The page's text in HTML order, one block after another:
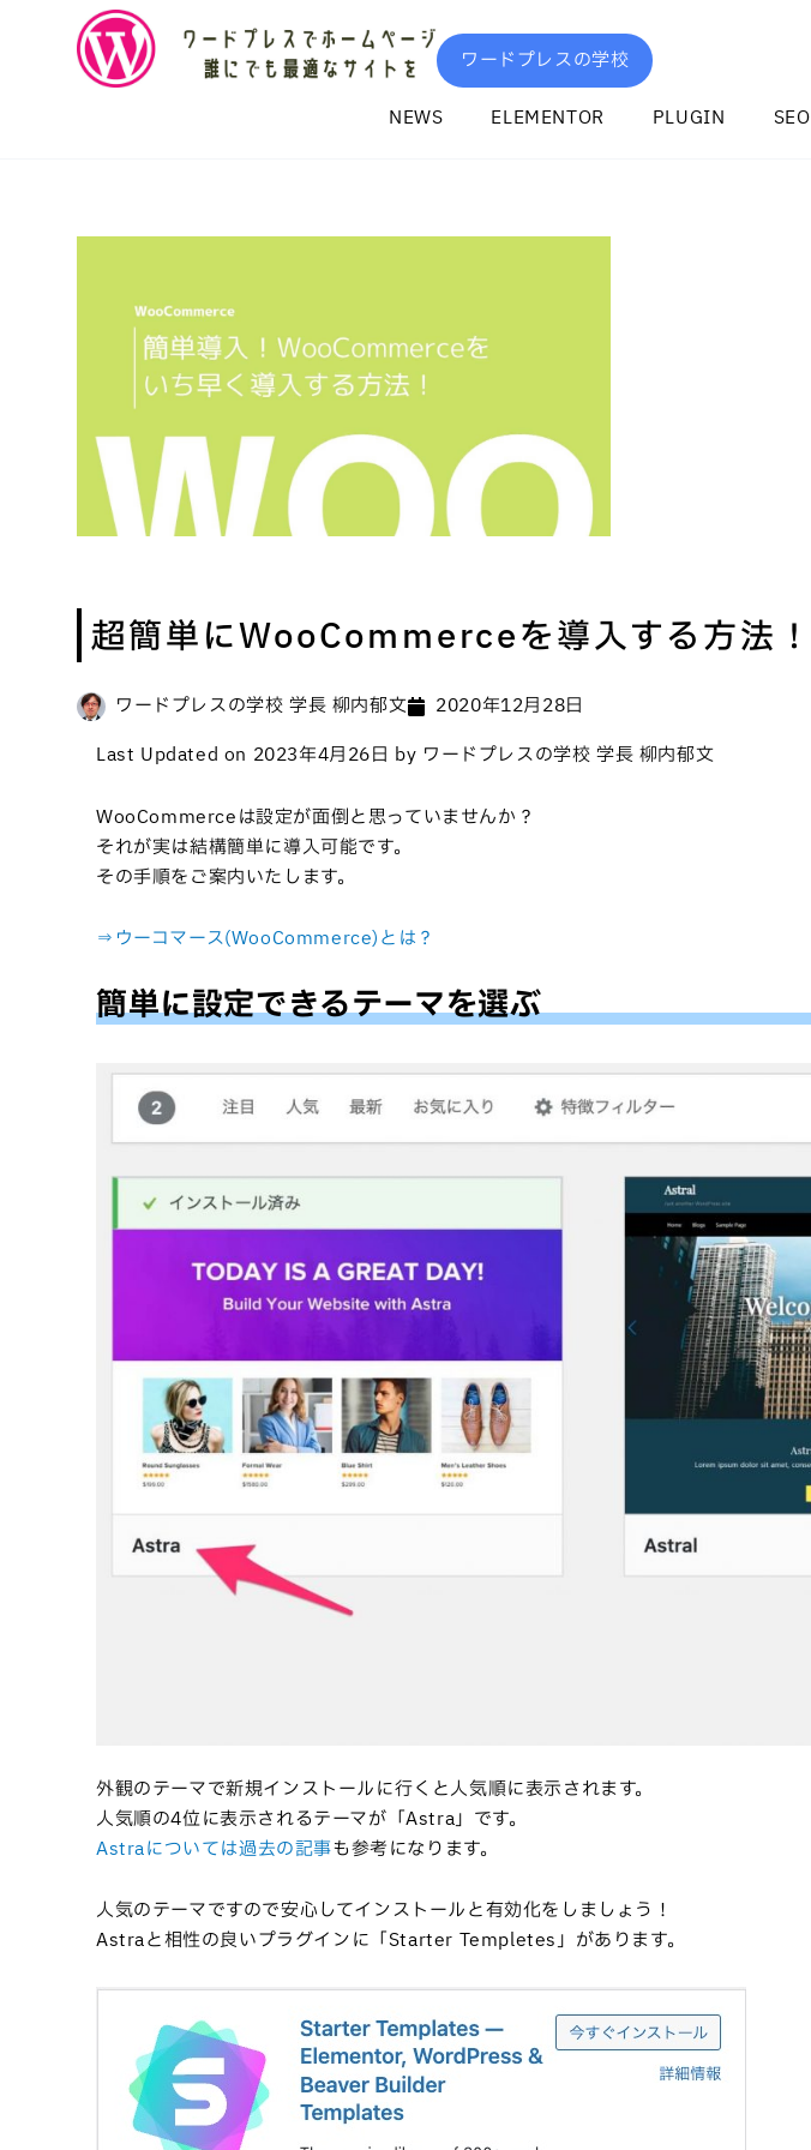
ワードプレスの学校
NEWS ELEMENTOR PLUGIN SEO
超簡単にWooCommerceを導入する方法！
ワードプレスの学校 学長 柳内郁文
2020年12月28日
Last Updated on 2023年4月26日 by ワードプレスの学校 学長 柳内郁文
WooCommerceは設定が面倒と思っていませんか？
それが実は結構簡単に導入可能です。
その手順をご案内いたします。
⇒ウーコマース(WooCommerce)とは？
簡単に設定できるテーマを選ぶ
外観のテーマで新規インストールに行くと人気順に表示されます。
人気順の4位に表示されるテーマが「Astra」です。
Astraについては過去の記事も参考になります。
人気のテーマですので安心してインストールと有効化をしましょう！
Astraと相性の良いプラグインに「Starter Templetes」があります。